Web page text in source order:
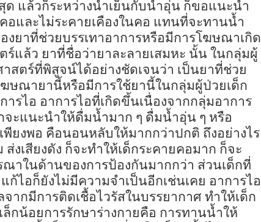
แล้วก็ระหว่างน้ำเย็นกับน้ำอุ่น ก็ขอแนะนำ
และไม่ระคายเคืองในคอ แทนที่จะทานน้ำ
งยาที่ช่วยบรรเทาอาการหรือมีการโฆษณาเกิด
แล้ว ยาที่ชื่อว่ายาละลายเสมหะ นั้น ในกลุ่มผู้
สตร์ที่พิสูจน์ได้อย่างชัดเจนว่า เป็นยาที่ช่วย
ฆษณายานี้หรือมีการใช้ยานี้ในกลุ่มผู้ป่วยเด็ก
รไอ อาการไอที่เกิดขึ้นเนื่องจากกลุ่มอาการ
จะแนะนำให้ดื่มน้ำมาก ๆ ดื่มน้ำอุ่น ๆ หรือ
ยงพอ คือนอนหลับให้มากกว่าปกติ ถึงอย่างไร
ส่งเสียงดัง ก็จะทำให้เด็กระคายคอมาก ก็จะ
ณาในด้านของการป้องกันมากกว่า ส่วนเด็กที่
ไอก็ยังไม่มีความจำเป็นอีกเช่นเคย อาการไอ
ากมีการติดเชื้อไวรัสในบรรยากาศ ทำให้เด็ก
กน้อยการรักษาร่างกายคือ การทานน้ำให้